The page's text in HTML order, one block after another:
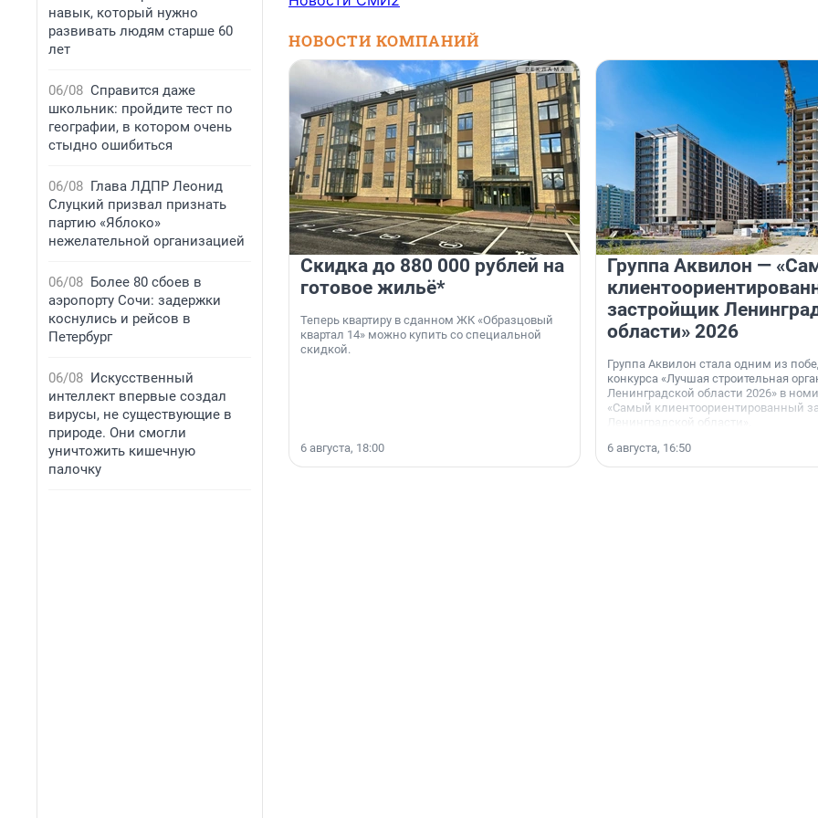
навык, который нужно
развивать людям старше 60
лет
06/08 Справится даже
школьник: пройдите тест по
географии, в котором очень
стыдно ошибиться
06/08 Глава ЛДПР Леонид
Слуцкий призвал признать
партию «Яблоко»
нежелательной организацией
06/08 Более 80 сбоев в
аэропорту Сочи: задержки
коснулись и рейсов в
Петербург
06/08 Искусственный
интеллект впервые создал
вирусы, не существующие в
природе. Они смогли
уничтожить кишечную
палочку
НОВОСТИ КОМПАНИЙ
Скидка до 880 000 рублей на
готовое жильё*
Теперь квартиру в сданном ЖК «Образцовый
квартал 14» можно купить со специальной
скидкой.
6 августа, 18:00
Группа Аквилон —
застройщик
области» 2026
Группа Аквилон стала одним из
конкурса «Лучшая строительная
Ленинградской области 2026» в
«Самый клиентоориентированный
Ленинградской области».
6 августа, 16:50